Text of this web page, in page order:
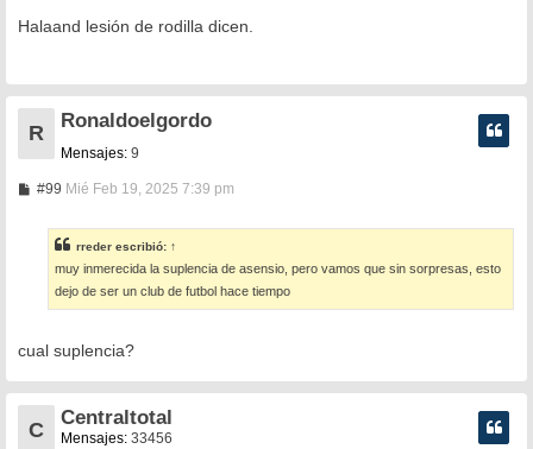
n
e
Halaand lesión de rodilla dicen.
R
Ronaldoelgordo
Mensajes: 9
#99M
s
a
j
e
Mié Feb 19, 2025 7:39 pm
rreder escribió: ↑
muy inmerecida la suplencia de asensio, pero vamos que sin sorpresas, esto
dejo de ser un club de futbol hace tiempo
cual suplencia?
C
Centraltotal
Mensajes: 33456